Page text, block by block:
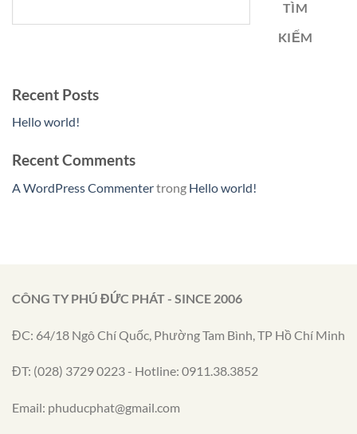
TÌM
KIẾM
Recent Posts
Hello world!
Recent Comments
A WordPress Commentertrong Hello world!
CÔNG TY PHÚ ĐỨC PHÁT - SINCE 2006
ĐC: 64/18 Ngô Chí Quốc, Phường Tam Bình, TP Hồ Chí Minh
ĐT: (028) 3729 0223 - Hotline: 0911.38.3852
Email: phuducphat@gmail.com